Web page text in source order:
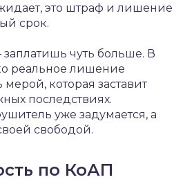
это штраф и лишение
срок.
чуть больше. В
реальное лишение
которая заставит
последствиях.
уже задумается, а
свободой.
по КоАП